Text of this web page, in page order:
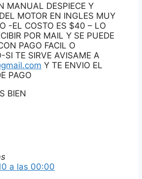
MANUAL DESPIECE Y
MOTOR EN INGLES MUY
-EL COSTO ES $40 – LO
POR MAIL Y SE PUEDE
PAGO FACIL O
SI TE SIRVE AVISAME A
Y TE ENVIO EL
PAGO
BIEN
a las 00:00